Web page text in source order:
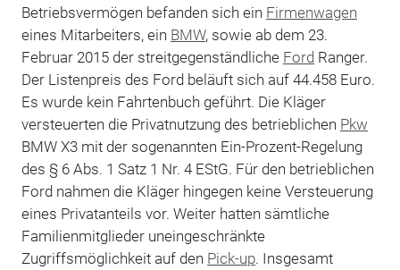
Betriebsvermögen befanden sich ein Firmenwagen
eines Mitarbeiters, ein BMW, sowie ab dem 23.
Februar 2015 der streitgegenständliche Ford Ranger.
Der Listenpreis des Ford beläuft sich auf 44.458 Euro.
Es wurde kein Fahrtenbuch geführt. Die Kläger
versteuerten die Privatnutzung des betrieblichen Pkw
BMW X3 mit der sogenannten Ein-Prozent-Regelung
des § 6 Abs. 1 Satz 1 Nr. 4 EStG. Für den betrieblichen
Ford nahmen die Kläger hingegen keine Versteuerung
eines Privatanteils vor. Weiter hatten sämtliche
Familienmitglieder uneingeschränkte
Zugriffsmöglichkeit auf den Pick-up. Insgesamt